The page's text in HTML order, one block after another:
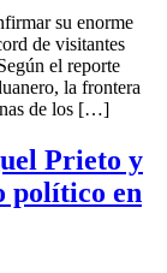
su enorme
de visitantes
el reporte
la frontera
de los […]
Prieto y
político en